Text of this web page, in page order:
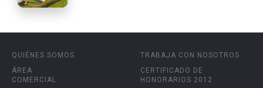
QUIÉNES SOMOS
ÁREA
COMERCIAL
TRABAJA CON NOSOTROS
CERTIFICADO DE
HONORARIOS 2012